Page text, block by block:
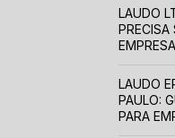
LAUDO LTCAT: O QUE VOCÊ
PRECISA
EMPRESA
LAUDO ERGONÔMICO SÃO
PAULO:
PARA